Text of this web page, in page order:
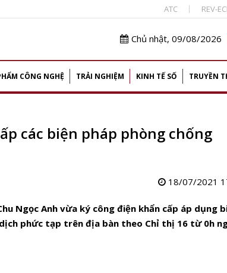
ATC REV-
Chủ nhật, 09/08/2026
CÔNG NGHỆ TRẢI NGHIỆM KINH TẾ SỐ TRUYỀN
các biện pháp phòng chống
18/07/2021
Ngọc Anh vừa ký công điện khẩn cấp áp dụng
phức tạp trên địa bàn theo Chỉ thị 16 từ 0h